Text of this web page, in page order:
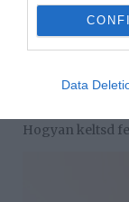
Data
Hogyan keltsd